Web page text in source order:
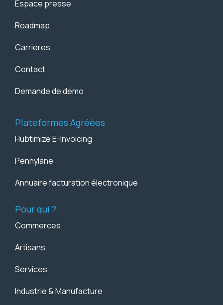
Espace presse
Roadmap
Carrières
Contact
Demande de démo
Plateformes Agréées
Hubtimize E-Invoicing
Pennylane
Annuaire facturation électronique
Pour qui ?
Commerces
Artisans
Services
Industrie & Manufacture